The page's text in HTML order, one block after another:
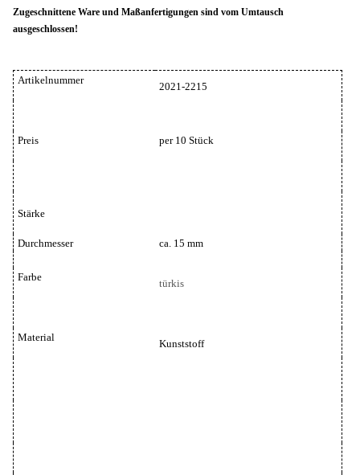
Zugeschnittene Ware und Maßanfertigungen sind vom Umtausch
ausgeschlossen!
Artikelnummer
2021-2215
Preis per 10 Stück
Stärke
Durchmesser ca. 15 mm
Farbe
türkis
Material
Kunststoff